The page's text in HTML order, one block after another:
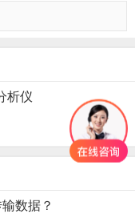
析仪
数据？